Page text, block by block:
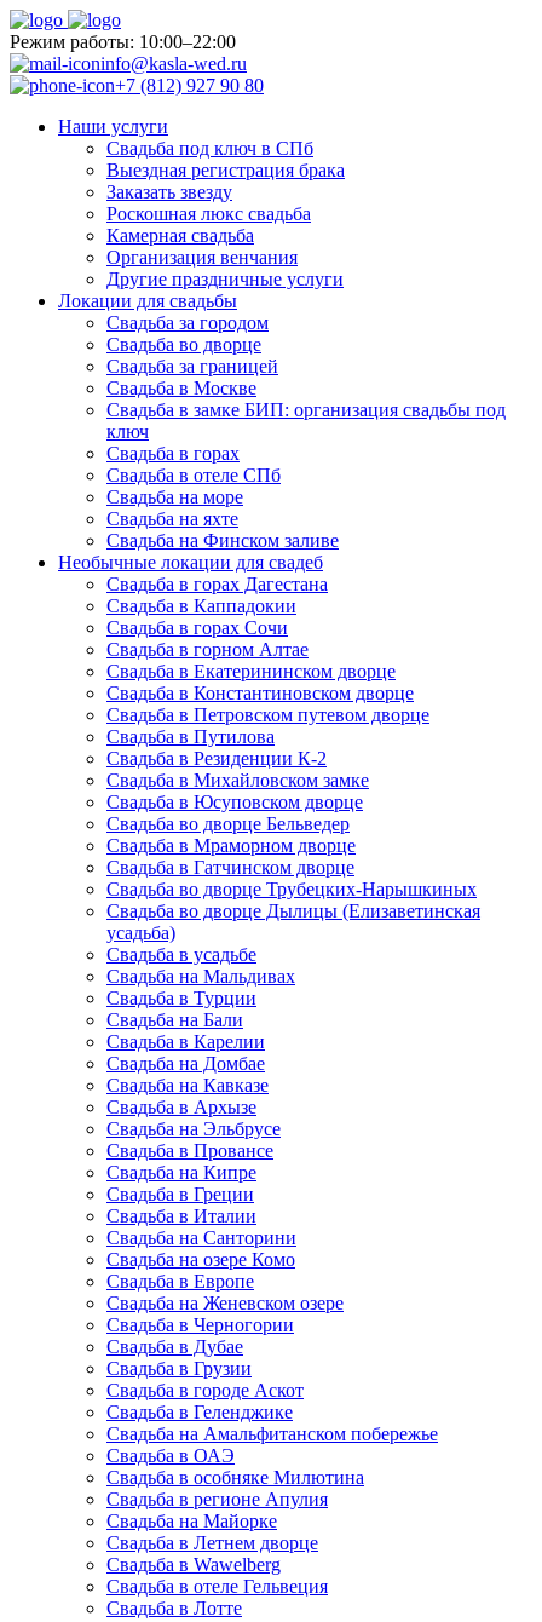
Pежим работы: 10:00–22:00
info@kasla-wed.ru
+7 (812) 927 90 80
Наши услуги
Свадьба под ключ в СПб
Выездная регистрация брака
Заказать звезду
Роскошная люкс свадьба
Камерная свадьба
Организация венчания
Другие праздничные услуги
Локации для свадьбы
Свадьба за городом
Свадьба во дворце
Свадьба за границей
Свадьба в Москве
Свадьба в замке БИП: организация свадьбы под
ключ
Свадьба в горах
Свадьба в отеле СПб
Свадьба на море
Свадьба на яхте
Свадьба на Финском заливе
Необычные локации для свадеб
Свадьба в горах Дагестана
Свадьба в Каппадокии
Свадьба в горах Сочи
Свадьба в горном Алтае
Свадьба в Екатерининском дворце
Свадьба в Константиновском дворце
Свадьба в Петровском путевом дворце
Свадьба в Путилова
Свадьба в Резиденции К-2
Свадьба в Михайловском замке
Свадьба в Юсуповском дворце
Свадьба во дворце Бельведер
Свадьба в Мраморном дворце
Свадьба в Гатчинском дворце
Свадьба во дворце Трубецких-Нарышкиных
Свадьба во дворце Дылицы (Елизаветинская
усадьба)
Свадьба в усадьбе
Свадьба на Мальдивах
Свадьба в Турции
Свадьба на Бали
Свадьба в Карелии
Свадьба на Домбае
Свадьба на Кавказе
Свадьба в Архызе
Свадьба на Эльбрусе
Свадьба в Провансе
Свадьба на Кипре
Свадьба в Греции
Свадьба в Италии
Свадьба на Санторини
Свадьба на озере Комо
Свадьба в Европе
Свадьба на Женевском озере
Свадьба в Черногории
Свадьба в Дубае
Свадьба в Грузии
Свадьба в городе Аскот
Свадьба в Геленджике
Свадьба на Амальфитанском побережье
Свадьба в ОАЭ
Свадьба в особняке Милютина
Свадьба в регионе Апулия
Свадьба на Майорке
Свадьба в Летнем дворце
Свадьба в Wawelberg
Свадьба в отеле Гельвеция
Свадьба в Лотте